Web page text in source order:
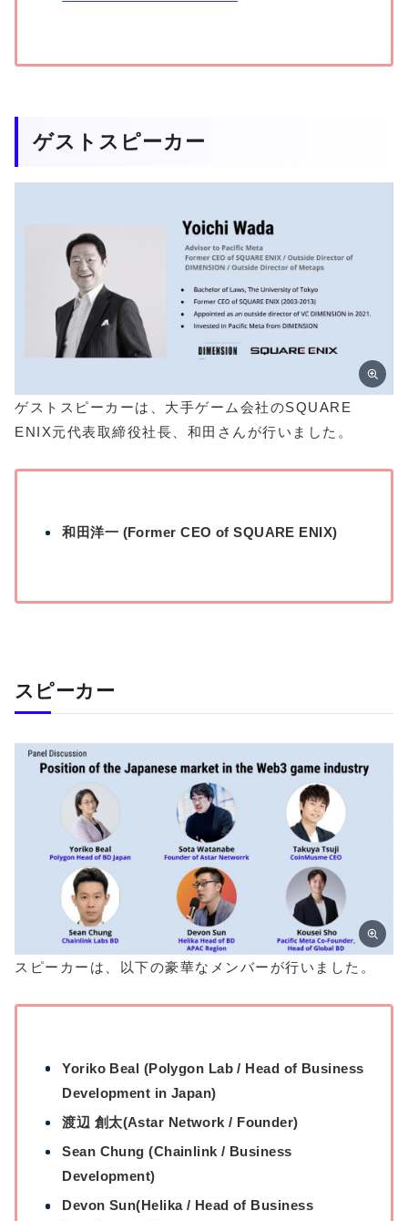
ゲストスピーカー
ゲストスピーカーは、大手ゲーム会社のSQUARE
ENIX元代表取締役社長、和田さんが行いました。
和田洋一 (Former CEO of SQUARE ENIX)
スピーカー
スピーカーは、以下の豪華なメンバーが行いました。
Yoriko Beal (Polygon Lab / Head of Business
Development in Japan)
渡辺 創太(Astar Network / Founder)
Sean Chung (Chainlink / Business
Development)
Devon Sun(Helika / Head of Business